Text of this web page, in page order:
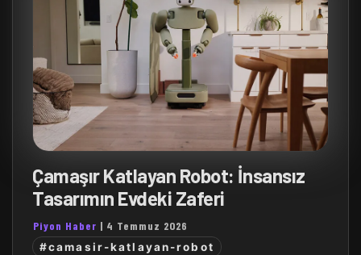
Çamaşır Katlayan Robot: İnsansız
Tasarımın Evdeki Zaferi
Piyon Haber | 4 Temmuz 2026
#camasir-katlayan-robot